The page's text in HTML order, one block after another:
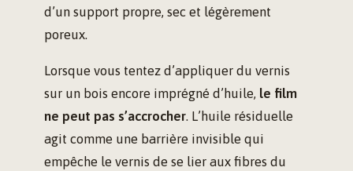
d’un support propre, sec et légèrement
poreux.
Lorsque vous tentez d’appliquer du vernis
sur un bois encore imprégné d’huile, le film
ne peut pas s’accrocher. L’huile résiduelle
agit comme une barrière invisible qui
empêche le vernis de se lier aux fibres du